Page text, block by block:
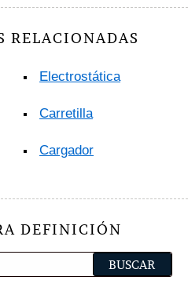
RELACIONADAS
Electrostática
Carretilla
Cargador
DEFINICIÓN